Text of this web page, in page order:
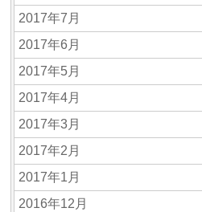
2017年7月
2017年6月
2017年5月
2017年4月
2017年3月
2017年2月
2017年1月
2016年12月